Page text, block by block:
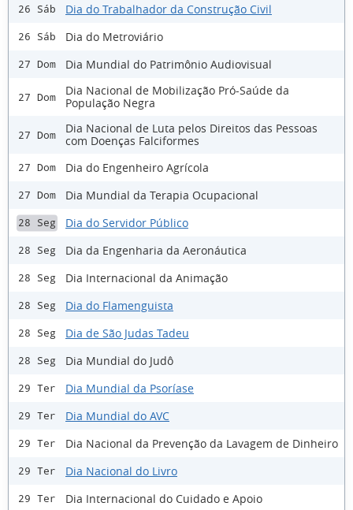
26 Sáb Dia do Trabalhador da Construção Civil
26 Sáb Dia do Metroviário
27 Dom Dia Mundial do Patrimônio Audiovisual
27 Dom
Dia Nacional de Mobilização Pró-Saúde da
População Negra
27 Dom
Dia Nacional de Luta pelos Direitos das Pessoas
com Doenças Falciformes
27 Dom Dia do Engenheiro Agrícola
27 Dom Dia Mundial da Terapia Ocupacional
28 Seg Dia do Servidor Público
28 Seg Dia da Engenharia da Aeronáutica
28 Seg Dia Internacional da Animação
28 Seg Dia do Flamenguista
28 Seg Dia de São Judas Tadeu
28 Seg Dia Mundial do Judô
29 Ter Dia Mundial da Psoríase
29 Ter Dia Mundial do AVC
29 Ter Dia Nacional da Prevenção da Lavagem de Dinheiro
29 Ter Dia Nacional do Livro
29 Ter Dia Internacional do Cuidado e Apoio